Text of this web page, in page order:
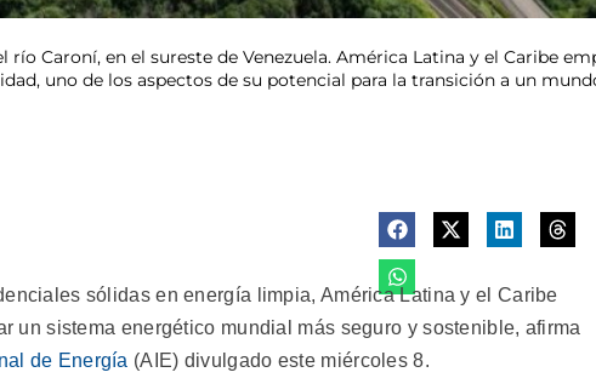
río Caroní, en el sureste de Venezuela. América Latina y el Caribe
uno de los aspectos de su potencial para la transición a un
sólidas en energía limpia, América Latina y el Caribe
un sistema energético mundial más seguro y sostenible, afirma
de Energía (AIE) divulgado este miércoles 8.